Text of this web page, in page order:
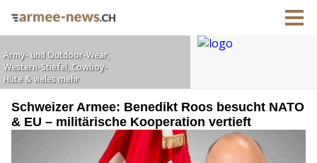
Schweizer Armee: Benedikt Roos besucht NATO
& EU – militärische Kooperation vertieft